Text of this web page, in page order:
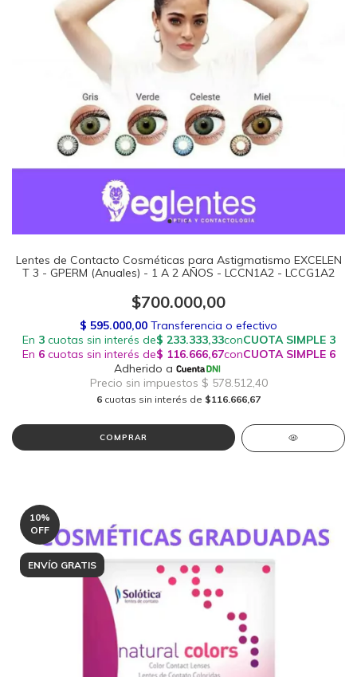
Lentes de Contacto Cosméticas para Astigmatismo EXCELEN
T 3 - GPERM (Anuales) - 1 A 2 AÑOS - LCCN1A2 - LCCG1A2
$700.000,00
6 cuotas sin interés de $116.666,67
COMPRAR
10%
OFF
ENVÍO GRATIS